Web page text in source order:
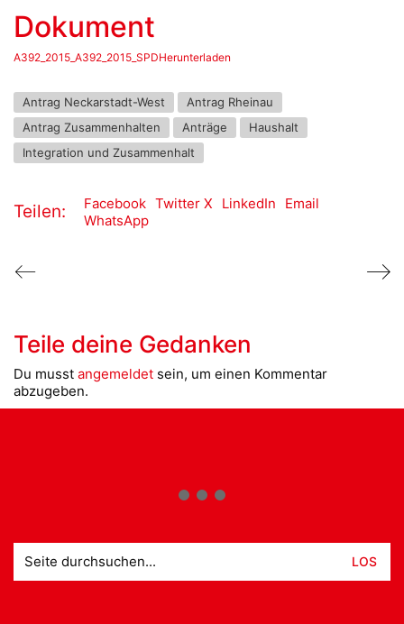
Dokument
A392_2015_A392_2015_SPDHerunterladen
Antrag Neckarstadt-West
Antrag Rheinau
Antrag Zusammenhalten
Anträge
Haushalt
Integration und Zusammenhalt
Teilen: Facebook Twitter X LinkedIn
Email
WhatsApp
Teile deine Gedanken
Du musst angemeldet sein, um einen Kommentar
abzugeben.
nach: